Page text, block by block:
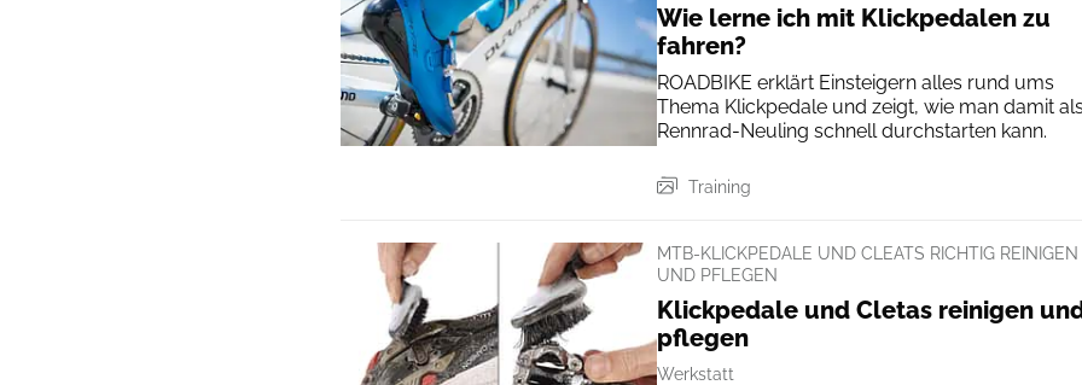
Wie lerne ich mit Klickpedalen zu
fahren?
ROADBIKE erklärt Einsteigern alles rund ums
Thema Klickpedale und zeigt, wie man damit als
Rennrad-Neuling schnell durchstarten kann.
Training
MTB-KLICKPEDALE UND CLEATS RICHTIG REINIGEN
UND PFLEGEN
Klickpedale und Cletas reinigen
pflegen
Werkstatt